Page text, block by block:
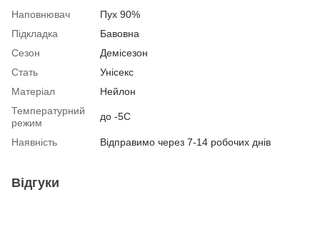
Наповнювач
Пух 90%
Підкладка
Бавовна
Сезон
Демісезон
Стать
Унісекс
Матеріал
Нейлон
Температурний
режим
до -5С
Наявність Відправимо через 7-14 робочих днів
Відгуки